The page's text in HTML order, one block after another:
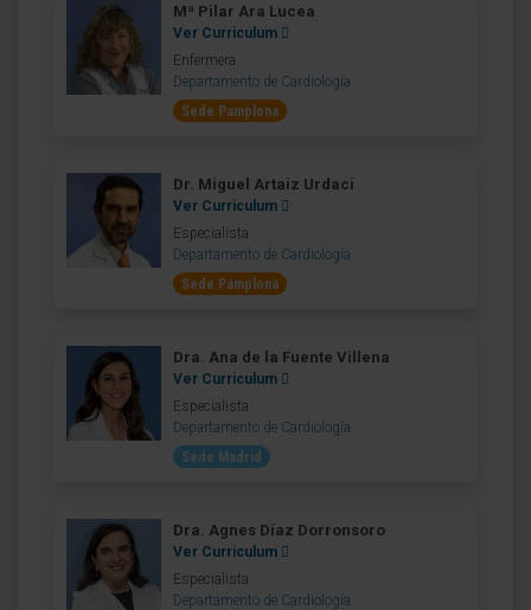
Mª Pilar Ara Lucea
Ver Curriculum
Enfermera
Departamento de Cardiología
Sede Pamplona
Dr. Miguel Artaiz Urdaci
Ver Curriculum
Especialista
Departamento de Cardiología
Sede Pamplona
Dra. Ana de la Fuente Villena
Ver Curriculum
Especialista
Departamento de Cardiología
Sede Madrid
Dra. Agnes Díaz Dorronsoro
Ver Curriculum
Especialista
Departamento de Cardiología